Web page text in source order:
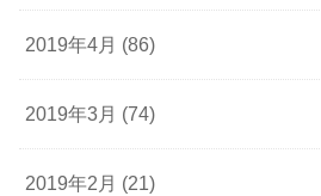
2019年4月 (86)
2019年3月 (74)
2019年2月 (21)